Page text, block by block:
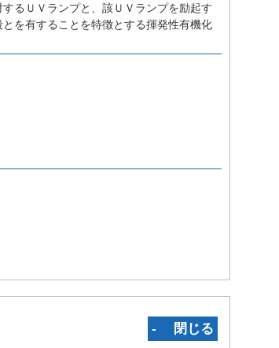
るＵＶランプと、該ＵＶランプを励起す
を有することを特徴とする揮発性有機化
‐ 閉じる